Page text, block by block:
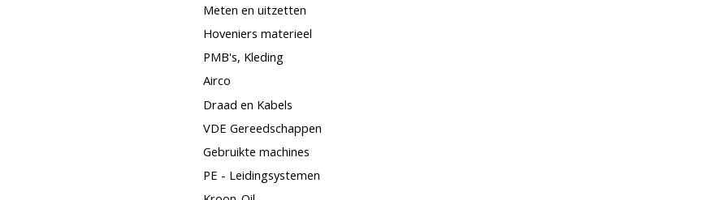
Meten en uitzetten
Hoveniers materieel
PMB's, Kleding
Airco
Draad en Kabels
VDE Gereedschappen
Gebruikte machines
PE - Leidingsystemen